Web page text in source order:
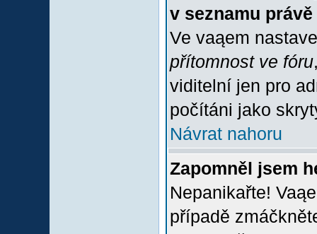
v seznamu
Ve vaąem
přítomnost ve fóru
viditelní jen pro
počítáni jako
Návrat nahoru
Zapomněl jsem
Nepanikařte!
případě